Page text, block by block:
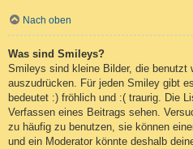
Nach oben
Was sind Smileys?
Smileys sind kleine Bilder, die benutzt
auszudrücken. Für jeden Smiley gibt
bedeutet :) fröhlich und :( traurig. Die
Verfassen eines Beitrags sehen.
zu häufig zu benutzen, sie können
und ein Moderator könnte deshalb